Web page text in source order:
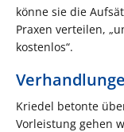
könne sie die
Praxen verteilen,
kostenlos“.
Kriedel betonte
Vorleistung gehen